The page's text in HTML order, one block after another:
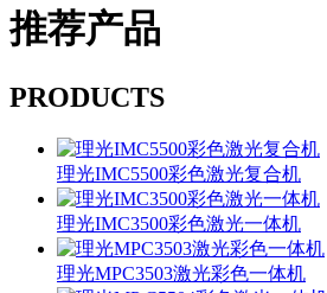
推荐产品
PRODUCTS
理光IMC5500彩色激光复合机
理光IMC3500彩色激光一体机
理光MPC3503激光彩色一体机